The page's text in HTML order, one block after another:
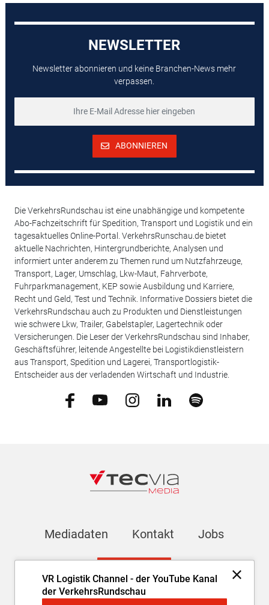
VR Logistik Channel - der YouTube Kanal
der VerkehrsRundschau
NEWSLETTER
Newsletter abonnieren und keine Branchen-News mehr
verpassen.
ABONNIEREN
Die VerkehrsRundschau ist eine unabhängige und kompetente
Abo-Fachzeitschrift für Spedition, Transport und Logistik und ein
tagesaktuelles Online-Portal. VerkehrsRunschau.de bietet
aktuelle Nachrichten, Hintergrundberichte, Analysen und
informiert unter anderem zu Themen rund um Nutzfahrzeuge,
Transport, Lager, Umschlag, Lkw-Maut, Fahrverbote,
Fuhrparkmanagement, KEP sowie Ausbildung und Karriere,
Recht und Geld, Test und Technik. Informative Dossiers bietet die
VerkehrsRundschau auch zu Produkten und Dienstleistungen
wie schwere Lkw, Trailer, Gabelstapler, Lagertechnik oder
Versicherungen. Die Leser der VerkehrsRundschau sind Inhaber,
Geschäftsführer, leitende Angestellte bei Logistikdienstleistern
aus Transport, Spedition und Lagerei, Transportlogistik-
Entscheider aus der verladenden Wirtschaft und Industrie.
Mediadaten Kontakt Jobs